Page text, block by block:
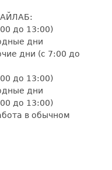
до 13:00)
дни
дни (с 7:00 до
до 13:00)
дни
до 13:00)
в обычном